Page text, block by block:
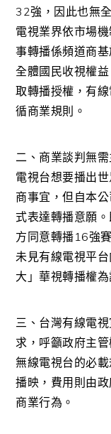
32強，因此也無
電視業界依市場
事轉播係頻道商
全體國民收視權
取轉播授權，有
循商業規則。
二、商業談判無
電視台想要播出
商事宜，但自本
式表達轉播意願
方同意轉播16強
未見有線電視平
大」華視轉播權
三、台灣有線電
求，呼籲政府主
無線電視台的必
播映，費用則由
商業行為。